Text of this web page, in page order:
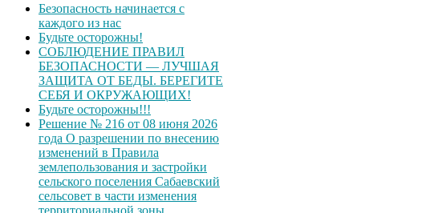
Безопасность начинается с
каждого из нас
Будьте осторожны!
СОБЛЮДЕНИЕ ПРАВИЛ
БЕЗОПАСНОСТИ — ЛУЧШАЯ
ЗАЩИТА ОТ БЕДЫ. БЕРЕГИТЕ
СЕБЯ И ОКРУЖАЮЩИХ!
Будьте осторожны!!!
Решение № 216 от 08 июня 2026
года О разрешении по внесению
изменений в Правила
землепользования и застройки
сельского поселения Сабаевский
сельсовет в части изменения
территориальной зоны